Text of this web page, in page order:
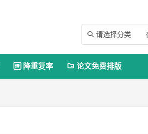
 请选择分类
 降重复率  论文免费排版